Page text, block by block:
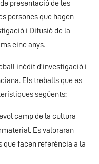
presentació de les
persones que hagen
i Difusió de la
cinc anys.
inèdit d'investigació i
Els treballs que es
següents:
camp de la cultura
Es valoraran
facen referència a la